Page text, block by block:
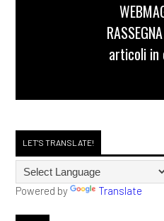
Agosto 2020
Maggio 2020
[25]Natura
articoli in
LET'S TRANSLATE!
Powered by Translate